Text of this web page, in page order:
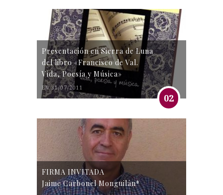
Presentación en Sierra de Luna
del libro «Francisco de Val.
Vida, Poesía y Música»
EN 31/07/2011
02
FIRMA INVITADA
Jaime Carbonel Monguilán*